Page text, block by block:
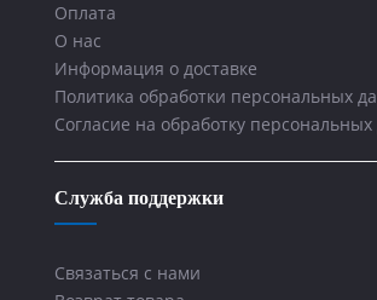
Оплата
О нас
Информация о доставке
Политика обработки персональных
Согласие на обработку
Служба поддержки
Связаться с нами